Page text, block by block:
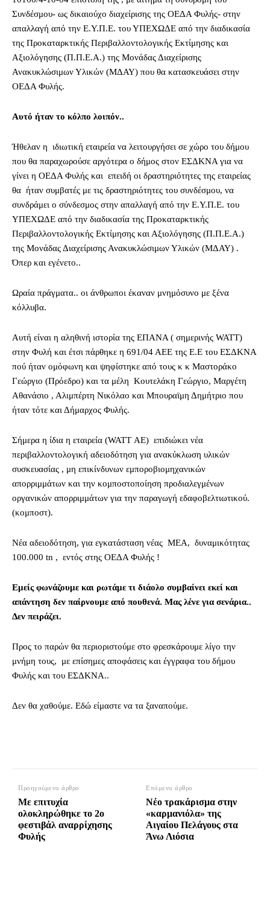
Συνδέσμου- ως δικαιούχο διαχείρισης της ΟΕΔΑ Φυλής- στην
απαλλαγή από την Ε.Υ.Π.Ε. του ΥΠΕΧΩΔΕ από την διαδικασία
της Προκαταρκτικής Περιβαλλοντολογικής Εκτίμησης και
Αξιολόγησης (Π.Π.Ε.Α.) της Μονάδας Διαχείρισης
Ανακυκλώσιμων Υλικών (ΜΔΑΥ) που θα κατασκευάσει στην
ΟΕΔΑ Φυλής.
Αυτό ήταν το κόλπο λοιπόν..
Ήθελαν η ιδιωτική εταιρεία να λειτουργήσει σε χώρο του δήμου
που θα παραχωρούσε αργότερα ο δήμος στον ΕΣΔΚΝΑ για να
γίνει η ΟΕΔΑ Φυλής και επειδή οι δραστηριότητες της εταιρείας
θα ήταν συμβατές με τις δραστηριότητες του συνδέσμου, να
συνδράμει ο σύνδεσμος στην απαλλαγή από την Ε.Υ.Π.Ε. του
ΥΠΕΧΩΔΕ από την διαδικασία της Προκαταρκτικής
Περιβαλλοντολογικής Εκτίμησης και Αξιολόγησης (Π.Π.Ε.Α.)
της Μονάδας Διαχείρισης Ανακυκλώσιμων Υλικών (ΜΔΑΥ) .
Όπερ και εγένετο..
Ωραία πράγματα.. οι άνθρωποι έκαναν μνημόσυνο με ξένα
κόλλυβα.
Αυτή είναι η αληθινή ιστορία της ΕΠΑΝΑ ( σημερινής WATT)
στην Φυλή και έτσι πάρθηκε η 691/04 ΑΕΕ της Ε.Ε του ΕΣΔΚΝΑ
πού ήταν ομόφωνη και ψηφίστηκε από τους κ κ Μαστοράκο
Γεώργιο (Πρόεδρο) και τα μέλη Κουτελάκη Γεώργιο, Μαργέτη
Αθανάσιο , Αλιμπέρτη Νικόλαο και Μπουραϊμη Δημήτριο που
ήταν τότε και Δήμαρχος Φυλής.
Σήμερα η ίδια η εταιρεία (WATT ΑΕ) επιδιώκει νέα
περιβαλλοντολογική αδειοδότηση για ανακύκλωση υλικών
συσκευασίας , μη επικίνδυνων εμποροβιομηχανικών
απορριμμάτων και την κομποστοποίηση προδιαλεγμένων
οργανικών απορριμμάτων για την παραγωγή εδαφοβελτιωτικού.
(κομποστ).
Νέα αδειοδότηση, για εγκατάσταση νέας ΜΕΑ, δυναμικότητας
100.000 tn , εντός στης ΟΕΔΑ Φυλής !
Εμείς φωνάζουμε και ρωτάμε τι διάολο συμβαίνει εκεί και
απάντηση δεν παίρνουμε από πουθενά. Μας λένε για σενάρια..
Δεν πειράζει.
Προς το παρών θα περιοριστούμε στο φρεσκάρουμε λίγο την
μνήμη τους, με επίσημες αποφάσεις και έγγραφα του δήμου
Φυλής και του ΕΣΔΚΝΑ..
Δεν θα χαθούμε. Εδώ είμαστε να τα ξαναπούμε.
Προηγούμενο άρθρο
Με επιτυχία
ολοκληρώθηκε το 2ο
φεστιβάλ αναρρίχησης
Φυλής
Επόμενο άρθρο
Νέο τρακάρισμα στην
«καρμανιόλα» της
Αιγαίου Πελάγους στα
Άνω Λιόσια